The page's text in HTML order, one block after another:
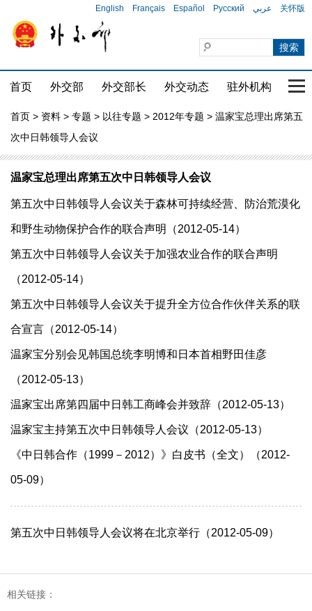
English Français Español Русский عربي 关怀版
首页 外交部 外交部长 外交动态 驻外机构 国
首页 > 资料 > 专题 > 以往专题 > 2012年专题 > 温家宝总理出席第五
次中日韩领导人会议
温家宝总理出席第五次中日韩领导人会议
第五次中日韩领导人会议关于森林可持续经营、防治荒漠化
和野生动物保护合作的联合声明（2012-05-14）
第五次中日韩领导人会议关于加强农业合作的联合声明
（2012-05-14）
第五次中日韩领导人会议关于提升全方位合作伙伴关系的联
合宣言（2012-05-14）
温家宝分别会见韩国总统李明博和日本首相野田佳彦
（2012-05-13）
温家宝出席第四届中日韩工商峰会并致辞（2012-05-13）
温家宝主持第五次中日韩领导人会议（2012-05-13）
《中日韩合作（1999－2012）》白皮书（全文）（2012-
05-09）
第五次中日韩领导人会议将在北京举行（2012-05-09）
相关链接：